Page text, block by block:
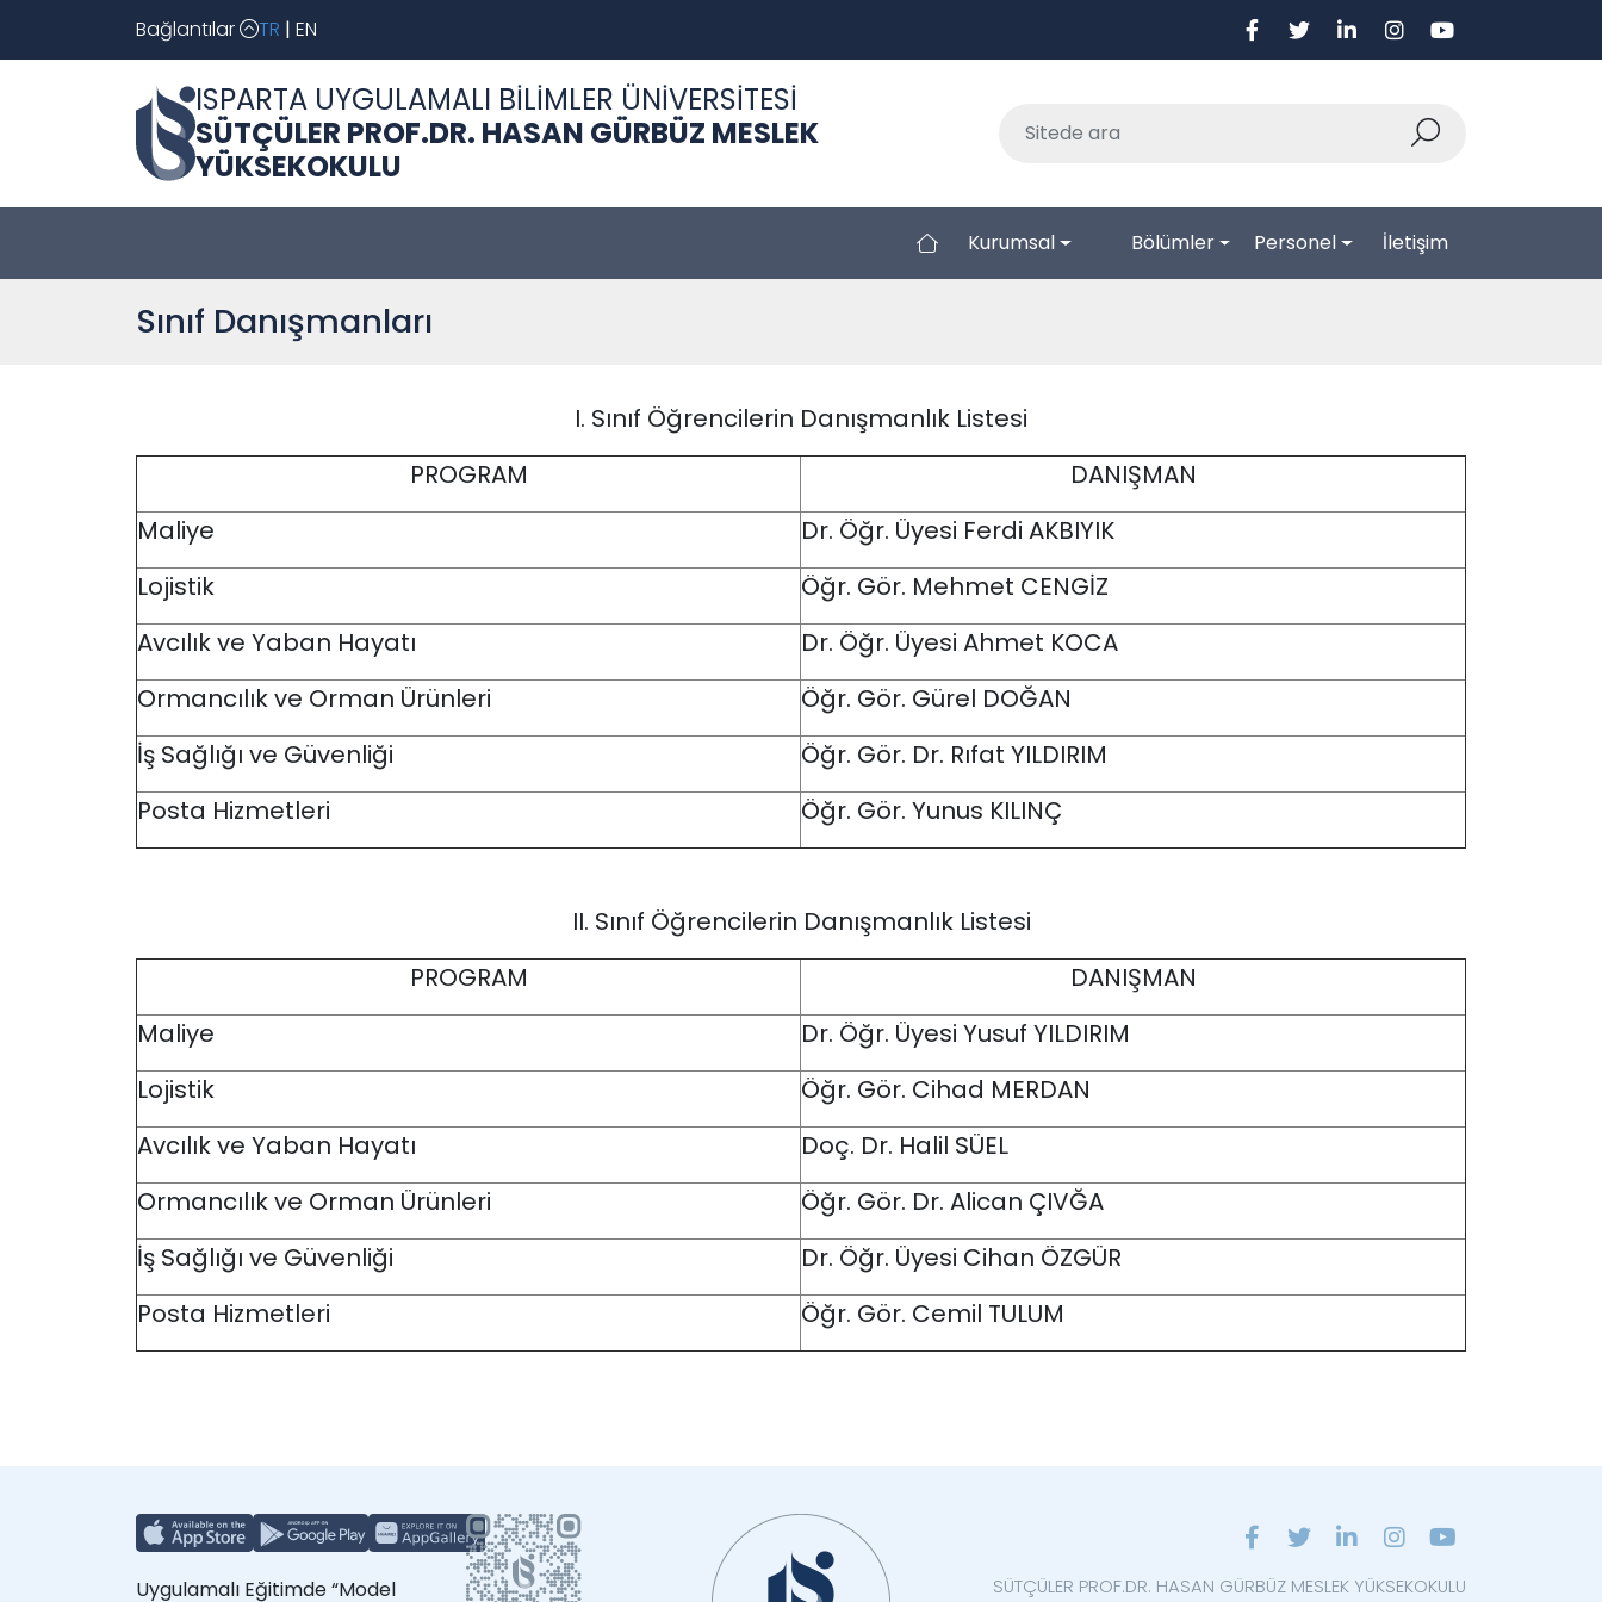
Bağlantılar TR | EN
ISPARTA UYGULAMALI BİLİMLER ÜNİVERSİTESİ
SÜTÇÜLER PROF.DR. HASAN GÜRBÜZ MESLEK
YÜKSEKOKULU
Kurumsal Bölümler Personel İletişim
Sınıf Danışmanları
I. Sınıf Öğrencilerin Danışmanlık Listesi
PROGRAM
DANIŞMAN
Maliye
Dr. Öğr. Üyesi Ferdi AKBIYIK
Lojistik
Öğr. Gör. Mehmet CENGİZ
Avcılık ve Yaban Hayatı
Dr. Öğr. Üyesi Ahmet KOCA
Ormancılık ve Orman Ürünleri
Öğr. Gör. Gürel DOĞAN
İş Sağlığı ve Güvenliği
Öğr. Gör. Dr. Rıfat YILDIRIM
Posta Hizmetleri
Öğr. Gör. Yunus KILINÇ
II. Sınıf Öğrencilerin Danışmanlık Listesi
PROGRAM
DANIŞMAN
Maliye
Dr. Öğr. Üyesi Yusuf YILDIRIM
Lojistik
Öğr. Gör. Cihad MERDAN
Avcılık ve Yaban Hayatı
Doç. Dr. Halil SÜEL
Ormancılık ve Orman Ürünleri
Öğr. Gör. Dr. Alican ÇIVĞA
İş Sağlığı ve Güvenliği
Dr. Öğr. Üyesi Cihan ÖZGÜR
Posta Hizmetleri
Öğr. Gör. Cemil TULUM
Uygulamalı Eğitimde “Model SÜTÇÜLER PROF.DR. HASAN GÜRBÜZ MESLEK YÜKSEKOKULU